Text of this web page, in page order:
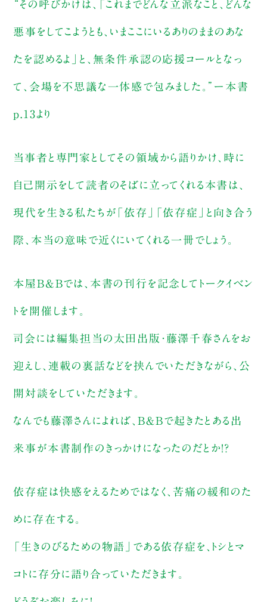
“その呼びかけは、「これまでどんな立派なこと、どんな
悪事をしてこようとも、いまここにいるありのままのあな
たを認めるよ」と、無条件承認の応援コールとなっ
て、会場を不思議な一体感で包みました。”ー本書
p.13より
当事者と専門家としてその領域から語りかけ、時に
自己開示をして読者のそばに立ってくれる本書は、
現代を生きる私たちが「依存」「依存症」と向き合う
際、本当の意味で近くにいてくれる一冊でしょう。
本屋B&Bでは、本書の刊行を記念してトークイベン
トを開催します。
司会には編集担当の太田出版・藤澤千春さんをお
迎えし、連載の裏話などを挟んでいただきながら、公
開対談をしていただきます。
なんでも藤澤さんによれば、B＆Bで起きたとある出
来事が本書制作のきっかけになったのだとか！？
依存症は快感をえるためではなく、苦痛の緩和のた
めに存在する。
「生きのびるための物語」である依存症を、トシとマ
コトに存分に語り合っていただきます。